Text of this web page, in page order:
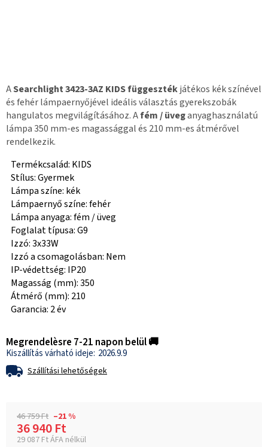
ASearchlight 3423-3AZ KIDS függesztékjátékos kék színével
és fehér lámpaernyőjével ideális választás gyerekszobák
hangulatos megvilágításához. Afém / üveganyaghasználatú
lámpa 350 mm-es magassággal és 210 mm-es átmérővel
rendelkezik.
Termékcsalád: KIDS
Stílus: Gyermek
Lámpa színe: kék
Lámpaernyő színe: fehér
Lámpa anyaga: fém / üveg
Foglalat típusa: G9
Izzó: 3x33W
Izzó a csomagolásban: Nem
IP-védettség: IP20
Magasság (mm): 350
Átmérő (mm): 210
Garancia: 2 év
Megrendelèsre 7-21 napon belül 🚚
2026.9.9
Szállítási lehetőségek
46 759 Ft –21 %
36 940 Ft
29 087 Ft ÁFA nélkül